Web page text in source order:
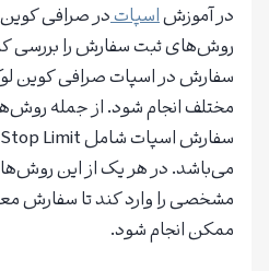
در آموزشاسپاتدر صرافی کوین
روش‌های ثبت سفارش را بررسی
سفارش در اسپات صرافی کوین
مختلف انجام شود. از جمله
می‌باشد. در هر یک از این روش‌ها
مشخصی را وارد کند تا سفارش
ممکن انجام شود.